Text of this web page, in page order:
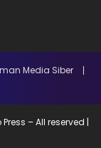
Media Siber
– All reserved |